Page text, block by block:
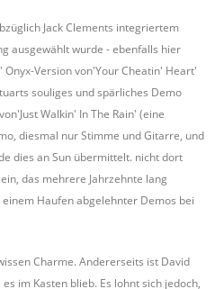
Jack Clements integriertem
ausgewählt wurde - ebenfalls hier
Version von'Your Cheatin' Heart'
souliges und spärliches Demo
Walkin' In The Rain' (eine
diesmal nur Stimme und Gitarre, und
dies an Sun übermittelt. nicht dort
das mehrere Jahrzehnte lang
Haufen abgelehnter Demos bei
Charme. Andererseits ist David
im Kasten blieb. Es lohnt sich jedoch,